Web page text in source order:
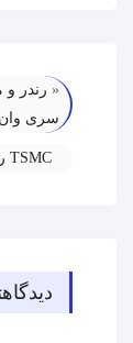
« رندر
سری
TSMC رکورد فروش خود را در فوریه 2022 شکست